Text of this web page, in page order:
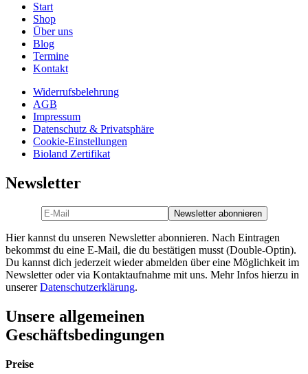
Start
Shop
Über uns
Blog
Termine
Kontakt
Widerrufsbelehrung
AGB
Impressum
Datenschutz & Privatsphäre
Cookie-Einstellungen
Bioland Zertifikat
Newsletter
Hier kannst du unseren Newsletter abonnieren. Nach Eintragen
bekommst du eine E-Mail, die du bestätigen musst (Double-Optin).
Du kannst dich jederzeit wieder abmelden über eine Möglichkeit im
Newsletter oder via Kontaktaufnahme mit uns. Mehr Infos hierzu in
unsererDatenschutzerklärung.
Unsere allgemeinen
Geschäftsbedingungen
Preise